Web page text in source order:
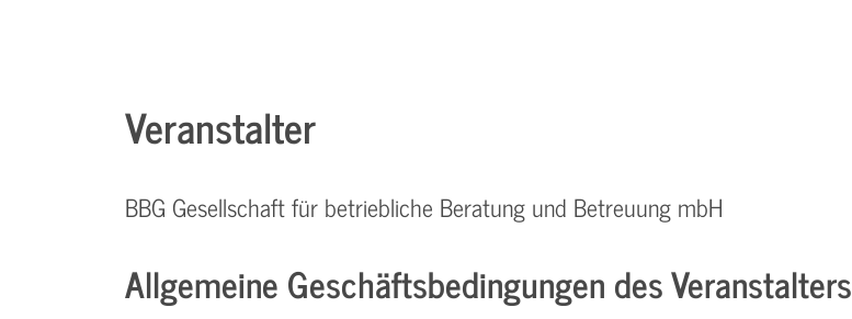
Veranstalter
BBG Gesellschaft für betriebliche Beratung und Betreuung mbH
Allgemeine Geschäftsbedingungen des Veranstalters